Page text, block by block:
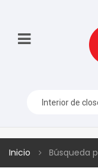
Inicio Búsqueda